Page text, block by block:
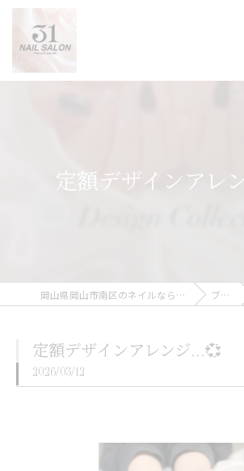
定額デザインアレ
岡山県岡山市南区のネイルなら31Nail Salon ブログ
定額デザインアレンジ...💞
2026/03/12